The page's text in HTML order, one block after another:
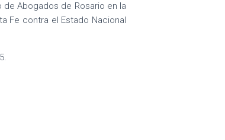
Abogados de Rosario en la
Fe contra el Estado Nacional